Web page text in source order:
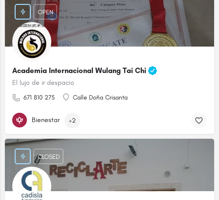
Academia Internacional Wulang Tai Chi
El lujo de ir despacio
671 810 275 Calle Doña Crisanta
OPEN
Bienestar +2
CLOSED